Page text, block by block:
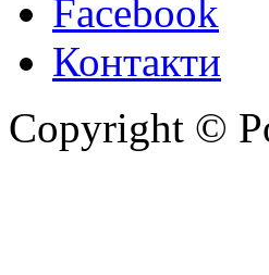
Facebook
Контакти
Copyright ©